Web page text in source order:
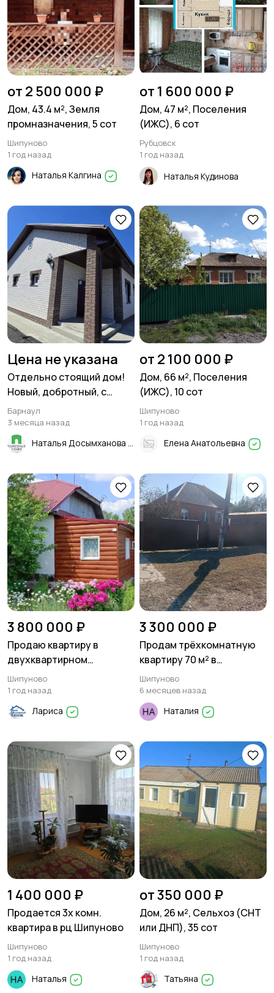
от 2 500 000 ₽
Дом, 43.4 м², Земля
промназначения, 5 сот
Шипуново
1 год назад
Наталья Калгина
от 1 600 000 ₽
Дом, 47 м², Поселения
(ИЖС), 6 сот
Рубцовск
1 год назад
Наталья Кудинова
Цена не указана
Отдельно стоящий дом!
Новый, добротный, с
гаражом! В черте города,
рядом со всей
инфраструктурой!
Барнаул
3 месяца назад
Наталья Досымханова
от 2 100 000 ₽
Дом, 66 м², Поселения
(ИЖС), 10 сот
Шипуново
1 год назад
Елена Анатольевна
3 800 000 ₽
Продаю квартиру в
двухквартирном
кирпичном доме
Шипуново
1 год назад
Лариса
3 300 000 ₽
Продам трёхкомнатную
квартиру 70 м² в
Шипуново
Шипуново
6 месяцев назад
Наталия
1 400 000 ₽
Продается 3х комн.
квартира в рц Шипуново
Шипуново
1 год назад
Наталья
от 350 000 ₽
Дом, 26 м², Сельхоз (СНТ
или ДНП), 35 сот
Шипуново
1 год назад
Татьяна